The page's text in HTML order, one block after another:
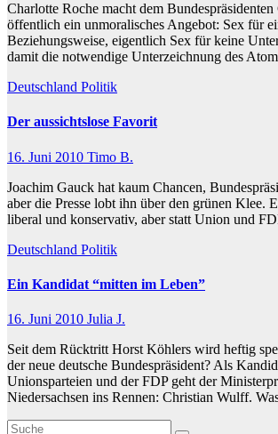
Charlotte Roche macht dem
öffentlich ein unmoralisches Angebot: Sex für
Beziehungsweise, eigentlich Sex für keine
damit die notwendige Unterzeichnung des
Deutschland Politik
Der aussichtslose Favorit
16. Juni 2010 Timo B.
Joachim Gauck hat kaum Chancen,
aber die Presse lobt ihn über den grünen Klee.
liberal und konservativ, aber statt Union und
Deutschland Politik
Ein Kandidat “mitten im Leben”
16. Juni 2010 Julia J.
Seit dem Rücktritt Horst Köhlers wird heftig
der neue deutsche Bundespräsident? Als
Unionsparteien und der FDP geht der
Niedersachsen ins Rennen: Christian Wulff.